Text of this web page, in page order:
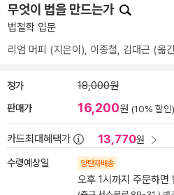
무엇이 법을 만드는가
법철학 입문
리엄 머피 (지은이), 이종철, 김대근 (옮
정가 18,000원
판매가 16,200원 (10% 할인
카드최대혜택가 13,770원
수령예상일 양탄자배송
오후 1시까지 주문하면